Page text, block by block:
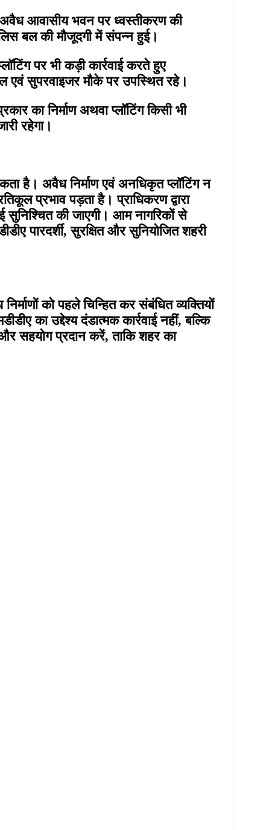
अवैध आवासीय भवन पर ध्वस्तीकरण की
बल की मौजूदगी में संपन्न हुई।
पर भी कड़ी कार्रवाई करते हुए
एवं सुपरवाइजर मौके पर उपस्थित रहे।
का निर्माण अथवा प्लॉटिंग किसी भी
रहेगा।
है। अवैध निर्माण एवं अनधिकृत प्लॉटिंग न
प्रभाव पड़ता है। प्राधिकरण द्वारा
सुनिश्चित की जाएगी। आम नागरिकों से
पारदर्शी, सुरक्षित और सुनियोजित शहरी
को पहले चिन्हित कर संबंधित व्यक्तियों
का उद्देश्य दंडात्मक कार्रवाई नहीं, बल्कि
सहयोग प्रदान करें, ताकि शहर का